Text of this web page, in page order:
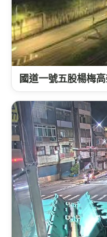
國道一號五股楊梅